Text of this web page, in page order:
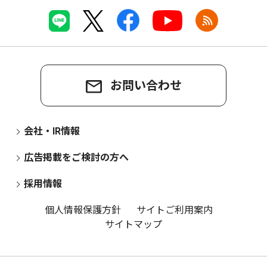
お問い合わせ
会社・IR情報
広告掲載をご検討の方へ
採用情報
個人情報保護方針
サイトご利用案内
サイトマップ